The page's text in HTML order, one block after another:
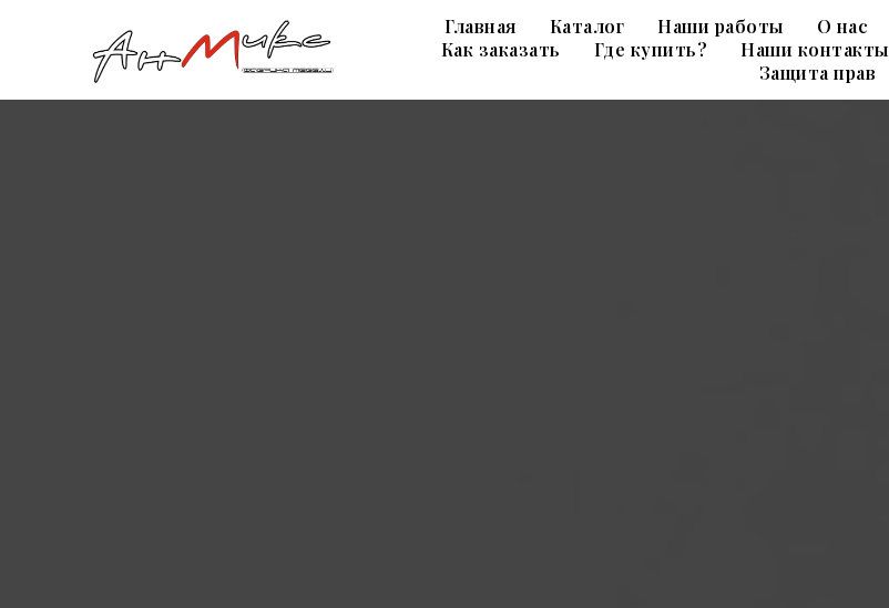
Главная Каталог Наши работы О нас
Как заказать
Где купить? Наши контакты
Защита прав